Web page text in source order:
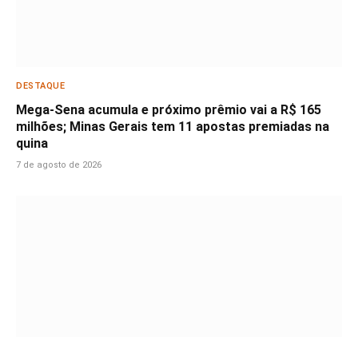
DESTAQUE
Mega-Sena acumula e próximo prêmio vai a R$ 165
milhões; Minas Gerais tem 11 apostas premiadas na
quina
7 de agosto de 2026